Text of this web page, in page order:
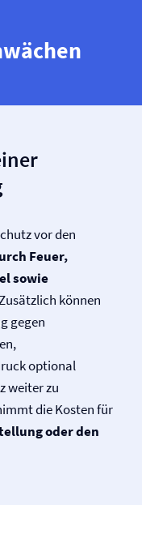
vor den
Feuer,
sowie
können
gegen
optional
weiter zu
die Kosten für
oder den